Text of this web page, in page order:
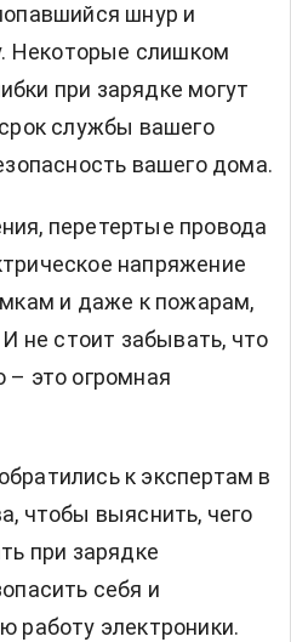
шнур и
Некоторые слишком
при зарядке могут
службы вашего
вашего дома.
перетертые провода
напряжение
и даже к пожарам,
И не стоит забывать, что
– это огромная
к экспертам в
чтобы выяснить, чего
при зарядке
себя и
работу электроники.